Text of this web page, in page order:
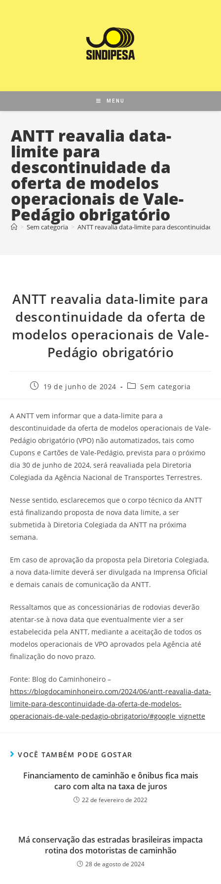
MENU
ANTT reavalia data-
limite para
descontinuidade da
oferta de modelos
operacionais de Vale-
Pedágio obrigatório
> Sem categoria > ANTT reavalia data-limite para
ANTT reavalia data-limite para
descontinuidade da oferta de
modelos operacionais de Vale-
Pedágio obrigatório
19 de junho de 2024 Sem categoria
A ANTT vem informar que a data-limite para a
descontinuidade da oferta de modelos operacionais de Vale-
Pedágio obrigatório (VPO) não automatizados, tais como
Cupons e Cartões de Vale-Pedágio, prevista para o próximo
dia 30 de junho de 2024, será reavaliada pela Diretoria
Colegiada da Agência Nacional de Transportes Terrestres.
Nesse sentido, esclarecemos que o corpo técnico da ANTT
está finalizando proposta de nova data limite, a ser
submetida à Diretoria Colegiada da ANTT na próxima
semana.
Em caso de aprovação da proposta pela Diretoria Colegiada,
a nova data-limite deverá ser divulgada na Imprensa Oficial
e demais canais de comunicação da ANTT.
Ressaltamos que as concessionárias de rodovias deverão
atentar-se à nova data que eventualmente vier a ser
estabelecida pela ANTT, mediante a aceitação de todos os
modelos operacionais de VPO aprovados pela Agência até
finalização do novo prazo.
Fonte: Blog do Caminhoneiro –
https://blogdocaminhoneiro.com/2024/06/antt-reavalia-data-
limite-para-descontinuidade-da-oferta-de-modelos-
operacionais-de-vale-pedagio-obrigatorio/#google_vignette
VOCÊ TAMBÉM PODE GOSTAR
Financiamento de caminhão e ônibus fica mais
caro com alta na taxa de juros
22 de fevereiro de 2022
Má conservação das estradas brasileiras impacta
rotina dos motoristas de caminhão
28 de agosto de 2024